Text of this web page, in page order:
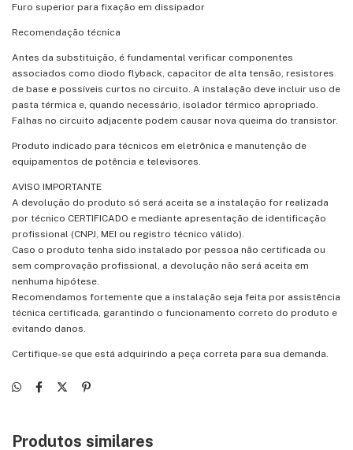
Furo superior para fixação em dissipador
Recomendação técnica
Antes da substituição, é fundamental verificar componentes
associados como diodo flyback, capacitor de alta tensão, resistores
de base e possíveis curtos no circuito. A instalação deve incluir uso de
pasta térmica e, quando necessário, isolador térmico apropriado.
Falhas no circuito adjacente podem causar nova queima do transistor.
Produto indicado para técnicos em eletrônica e manutenção de
equipamentos de potência e televisores.
AVISO IMPORTANTE
A devolução do produto só será aceita se a instalação for realizada
por técnico CERTIFICADO e mediante apresentação de identificação
profissional (CNPJ, MEI ou registro técnico válido).
Caso o produto tenha sido instalado por pessoa não certificada ou
sem comprovação profissional, a devolução não será aceita em
nenhuma hipótese.
Recomendamos fortemente que a instalação seja feita por assistência
técnica certificada, garantindo o funcionamento correto do produto e
evitando danos.
Certifique-se que está adquirindo a peça correta para sua demanda.
Produtos similares